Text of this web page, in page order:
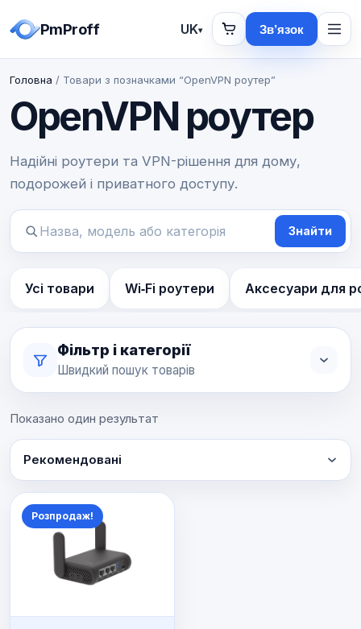
PmProff UK▾ Зв’язок
Головна / Товари з позначками “OpenVPN роутер”
OpenVPN роутер
Надійні роутери та VPN-рішення для дому,
подорожей і приватного доступу.
Пошук
Знайти
Усі товари Wi‑Fi роутери Аксесуари для
Фільтр і категорії
Швидкий пошук товарів
Показано один результат
Рекомендовані
Розпродаж!